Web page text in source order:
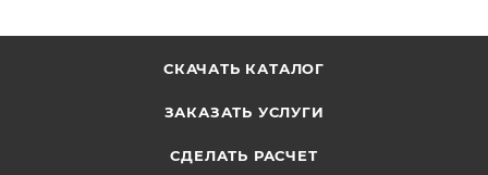
СКАЧАТЬ КАТАЛОГ
ЗАКАЗАТЬ УСЛУГИ
СДЕЛАТЬ РАСЧЕТ